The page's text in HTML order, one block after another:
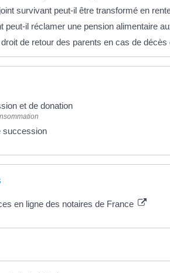
survivant peut-il être transformé en
peut-il réclamer une pension alimentaire
de retour des parents en cas de décès
et de donation
succession
en ligne des notaires de France